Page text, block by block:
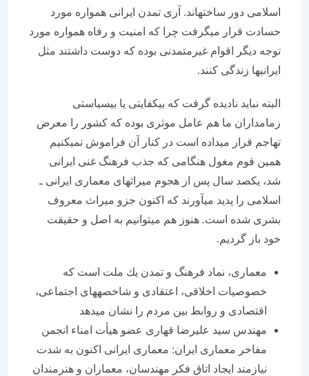
اسلامی دور ساخته‏اند. آری تمدن ایرانی همواره مورد
حسادت قرار می‏گرفت چرا كه امنیت و رفاه همواره مورد
توجه دیگر اقوام غیرمتمدنی بوده كه دوست داشتند مثل
ایرانی‏ها زندگی كنند.
البته نباید نادیده گرفت كه بی‏كفایتی یا بی‏سیاستی
زمامداران ما هم عامل موثری بوده كه كشور را معرض
تهاجم قرار می‏داده است در كنار آن فراموش نمی‏كنیم
همین قوم مغول هنگامی كه جذب فرهنگ غنی ایرانی
شد، یكصد سال پس از هجوم میراث‏های معماری ایرانی ـ
اسلامی را پدید می‏آورند كه اكنون جزو میراث معروف
بشری شده است. هنوز هم می‏توانیم به اصل و حقیقت
خود باز گردیم.
معماری، نماد فرهنگ و تمدن یك ملت است كه
خصوصیات اخلاقی، اعتقادی و شاخصه‏های اجتماعی،
اقتصادی و روابط بین مردم را نشان می‏دهد
مهندس سید علیرضا قهاری عضو هیأت امناء انجمن
مفاخر معماری ایران: معماری ایرانی اكنون به شدت
نیازمند ایجاد اتاق فكر مهندسان، معماران و هنرمندان